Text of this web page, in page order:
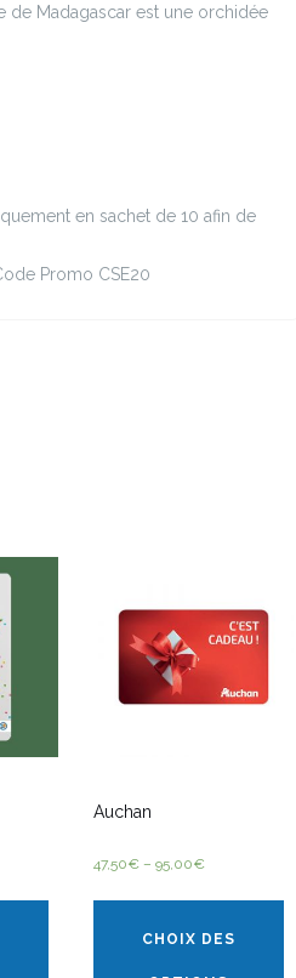
de Madagascar est une orchidée
en sachet de 10 afin de
Promo CSE20
Auchan
47,50€– 95,00€
CHOIX DES